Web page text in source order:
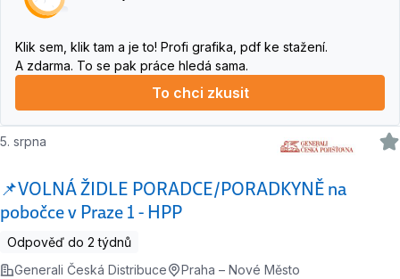
Klik sem, klik tam a je to! Profi grafika, pdf ke stažení.
A zdarma. To se pak práce hledá sama.
To chci zkusit
📌VOLNÁ ŽIDLE PORADCE/PORADKYNĚ na
pobočce v Praze 1 - HPP
5. srpna
Odpověď do 2 týdnů
Generali Česká Distribuce
Praha – Nové Město